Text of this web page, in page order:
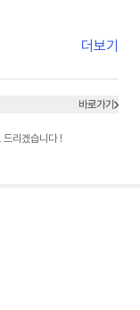
노력해주셨습니다. 여
족스러운 가격에 마음
쉬웠습니다.
더보기
바로가기
리겠습니다 !